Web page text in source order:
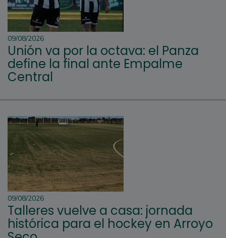
09/08/2026
Unión va por la octava: el Panza
define la final ante Empalme
Central
09/08/2026
Talleres vuelve a casa: jornada
histórica para el hockey en Arroyo